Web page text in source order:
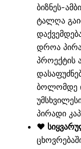
ბიზნეს-
ტალღა
დროა
პროექტის
ბოლომდე
პირადი
❤️